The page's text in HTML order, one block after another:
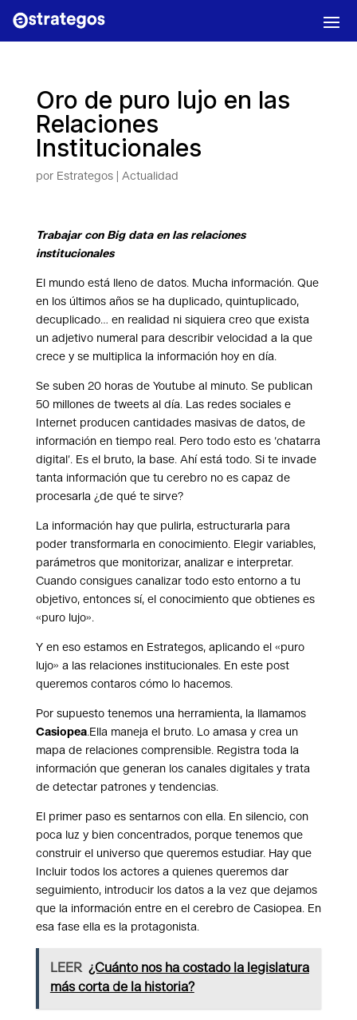
Oro de puro lujo en las
Relaciones
Institucionales
por Estrategos| Actualidad
Trabajar con Big data en las relaciones
institucionales
El mundo está lleno de datos. Mucha información. Que
en los últimos años se ha duplicado, quintuplicado,
decuplicado… en realidad ni siquiera creo que exista
un adjetivo numeral para describir velocidad a la que
crece y se multiplica la información hoy en día.
Se suben 20 horas de Youtube al minuto. Se publican
50 millones de tweets al día. Las redes sociales e
Internet producen cantidades masivas de datos, de
información en tiempo real. Pero todo esto es ‘chatarra
digital’. Es el bruto, la base. Ahí está todo. Si te invade
tanta información que tu cerebro no es capaz de
procesarla ¿de qué te sirve?
La información hay que pulirla, estructurarla para
poder transformarla en conocimiento. Elegir variables,
parámetros que monitorizar, analizar e interpretar.
Cuando consigues canalizar todo esto entorno a tu
objetivo, entonces sí, el conocimiento que obtienes es
«puro lujo».
Y en eso estamos en Estrategos, aplicando el «puro
lujo» a las relaciones institucionales. En este post
queremos contaros cómo lo hacemos.
Por supuesto tenemos una herramienta, la llamamos
Casiopea.Ella maneja el bruto. Lo amasa y crea un
mapa de relaciones comprensible. Registra toda la
información que generan los canales digitales y trata
de detectar patrones y tendencias.
El primer paso es sentarnos con ella. En silencio, con
poca luz y bien concentrados, porque tenemos que
construir el universo que queremos estudiar. Hay que
Incluir todos los actores a quienes queremos dar
seguimiento, introducir los datos a la vez que dejamos
que la información entre en el cerebro de Casiopea. En
esa fase ella es la protagonista.
LEER ¿Cuánto nos ha costado la legislatura
más corta de la historia?